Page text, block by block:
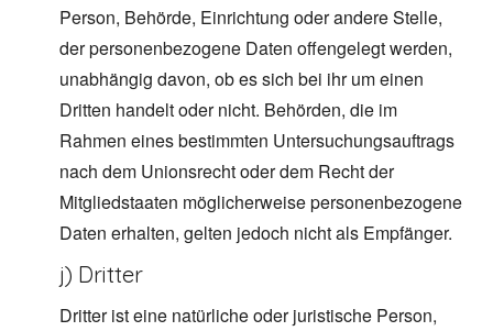
Person, Behörde, Einrichtung oder andere Stelle,
der personenbezogene Daten offengelegt werden,
unabhängig davon, ob es sich bei ihr um einen
Dritten handelt oder nicht. Behörden, die im
Rahmen eines bestimmten Untersuchungsauftrags
nach dem Unionsrecht oder dem Recht der
Mitgliedstaaten möglicherweise personenbezogene
Daten erhalten, gelten jedoch nicht als Empfänger.
j) Dritter
Dritter ist eine natürliche oder juristische Person,